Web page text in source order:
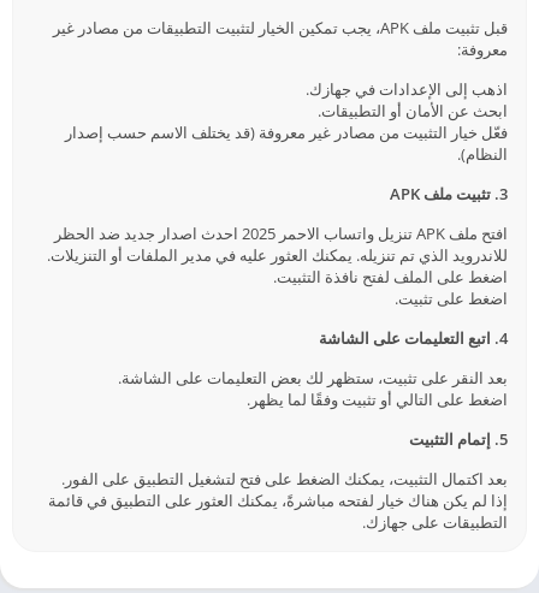
قبل تثبيت ملف APK، يجب تمكين الخيار لتثبيت التطبيقات من مصادر غير
معروفة:
اذهب إلى الإعدادات في جهازك.
ابحث عن الأمان أو التطبيقات.
فعّل خيار التثبيت من مصادر غير معروفة (قد يختلف الاسم حسب إصدار
النظام).
3. تثبيت ملف APK
افتح ملف APK تنزيل واتساب الاحمر 2025 احدث اصدار جديد ضد الحظر
للاندرويد الذي تم تنزيله. يمكنك العثور عليه في مدير الملفات أو التنزيلات.
اضغط على الملف لفتح نافذة التثبيت.
اضغط على تثبيت.
4. اتبع التعليمات على الشاشة
بعد النقر على تثبيت، ستظهر لك بعض التعليمات على الشاشة.
اضغط على التالي أو تثبيت وفقًا لما يظهر.
5. إتمام التثبيت
بعد اكتمال التثبيت، يمكنك الضغط على فتح لتشغيل التطبيق على الفور.
إذا لم يكن هناك خيار لفتحه مباشرةً، يمكنك العثور على التطبيق في قائمة
التطبيقات على جهازك.